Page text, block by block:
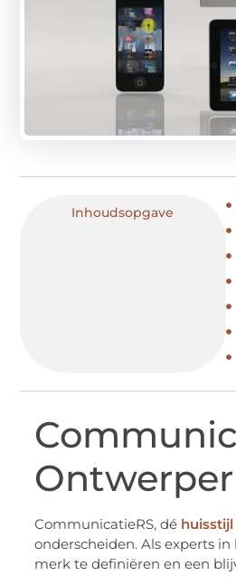
Inhoudsopgave
CommunicatieRS, dé
onderscheiden. Als experts
merk te definiëren en een